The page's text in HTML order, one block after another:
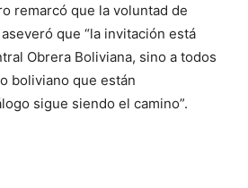
remarcó que la voluntad de
que “la invitación está
Obrera Boliviana, sino a todos
boliviano que están
sigue siendo el camino”.